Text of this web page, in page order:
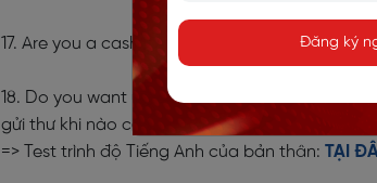
17. Are you a cash buyer?: anh/chị sẽ trả bằng
18. Do you want us to put you on our mailing
gửi thư khi nào có thông tin gì không?
=> Test trình độ Tiếng Anh của bản thân: TẠI
Đăng ký